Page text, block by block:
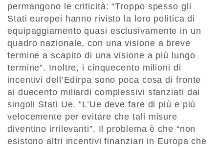
permangono le criticità: “Troppo spesso gli
Stati europei hanno rivisto la loro politica di
equipaggiamento quasi esclusivamente in un
quadro nazionale, con una visione a breve
termine a scapito di una visione a più lungo
termine”. Inoltre, i cinquecento milioni di
incentivi dell’Edirpa sono poca cosa di fronte
ai duecento miliardi complessivi stanziati dai
singoli Stati Ue. “L’Ue deve fare di più e più
velocemente per evitare che tali misure
diventino irrilevanti”. Il problema è che “non
esistono altri incentivi finanziari in Europa che